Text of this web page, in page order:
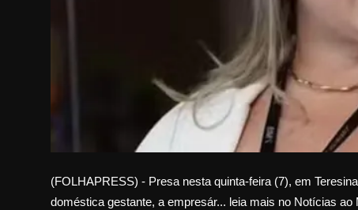
(FOLHAPRESS) - Presa nesta quinta-feira (7), em
doméstica gestante, a empresár... leia mais no Notícias ao